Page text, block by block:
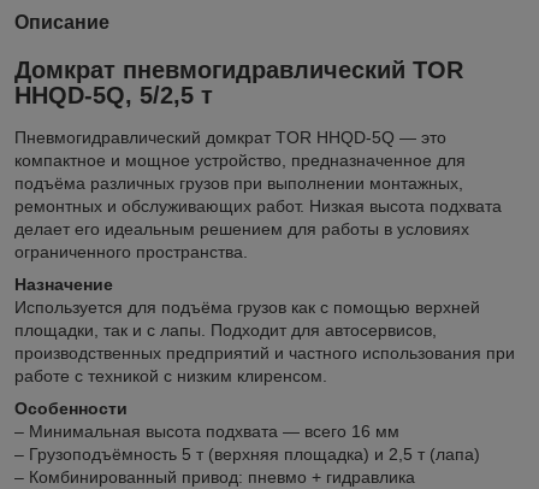
Описание
Домкрат пневмогидравлический TOR
HHQD-5Q, 5/2,5 т
Пневмогидравлический домкрат TOR HHQD-5Q — это
компактное и мощное устройство, предназначенное для
подъёма различных грузов при выполнении монтажных,
ремонтных и обслуживающих работ. Низкая высота подхвата
делает его идеальным решением для работы в условиях
ограниченного пространства.
Назначение
Используется для подъёма грузов как с помощью верхней
площадки, так и с лапы. Подходит для автосервисов,
производственных предприятий и частного использования при
работе с техникой с низким клиренсом.
Особенности
– Минимальная высота подхвата — всего 16 мм
– Грузоподъёмность 5 т (верхняя площадка) и 2,5 т (лапа)
– Комбинированный привод: пневмо + гидравлика